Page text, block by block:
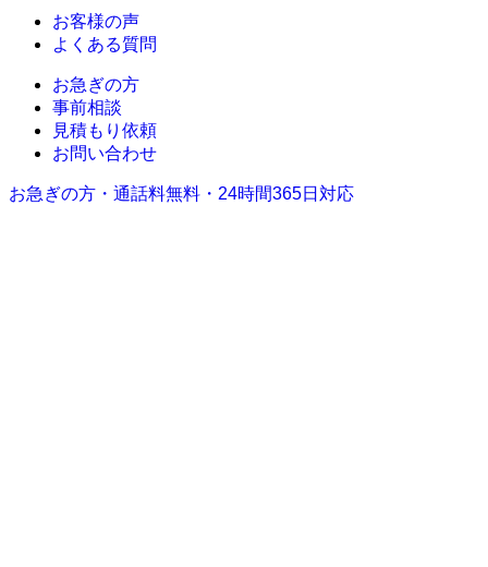
お客様の声
よくある質問
お急ぎの方
事前相談
見積もり依頼
お問い合わせ
お急ぎの方・通話料無料・24時間365日対応